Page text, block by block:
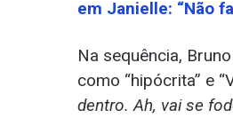
em Janielle: “Não
Na sequência,
como “hipócrita” e
dentro. Ah, vai se